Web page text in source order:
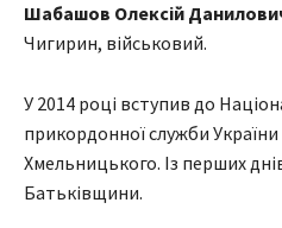
Шабашов Олексій
Чигирин, військовий.
У 2014 році вступив до
прикордонної служби України
Хмельницького. Із перших
Батьківщини.